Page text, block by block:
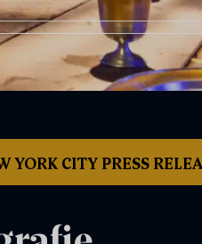
YORK CITY PRESS